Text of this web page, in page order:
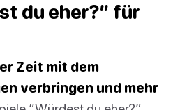
du eher?” für
Zeit mit dem
verbringen und mehr